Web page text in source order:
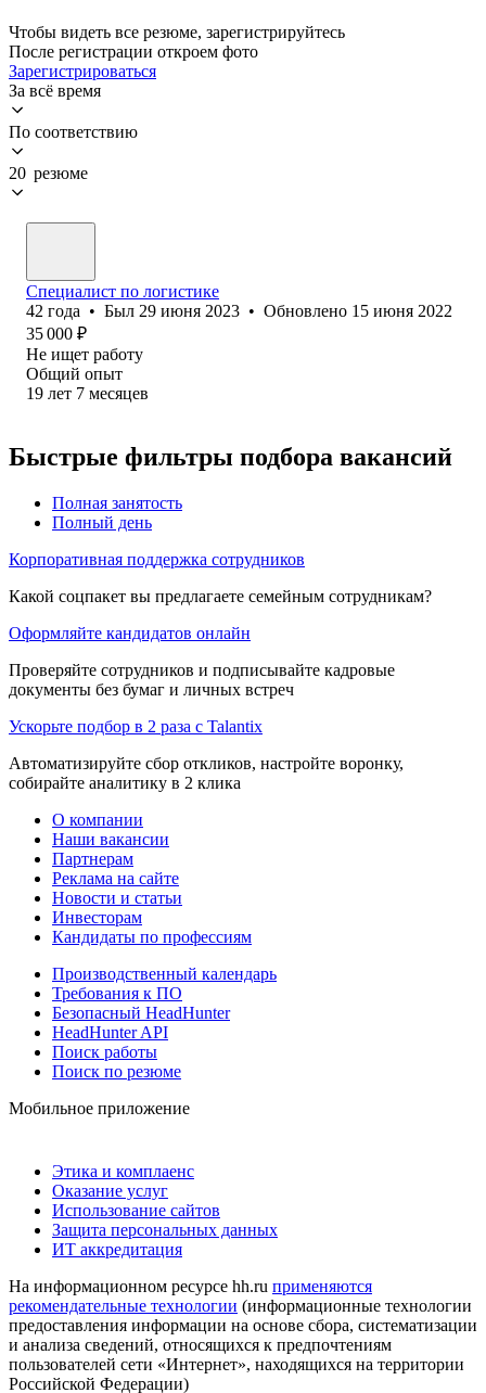
Чтобы видеть все резюме, зарегистрируйтесь
После регистрации откроем фото
Зарегистрироваться
За всё время
По соответствию
20 резюме
Специалист по логистике
42 года • Был 29 июня 2023 • Обновлено 15 июня 2022
35 000 ₽
Не ищет работу
Общий опыт
19 лет 7 месяцев
Быстрые фильтры подбора вакансий
Полная занятость
Полный день
Корпоративная поддержка сотрудников
Какой соцпакет вы предлагаете семейным сотрудникам?
Оформляйте кандидатов онлайн
Проверяйте сотрудников и подписывайте кадровые
документы без бумаг и личных встреч
Ускорьте подбор в 2 раза с Talantix
Автоматизируйте сбор откликов, настройте воронку,
собирайте аналитику в 2 клика
О компании
Наши вакансии
Партнерам
Реклама на сайте
Новости и статьи
Инвесторам
Кандидаты по профессиям
Производственный календарь
Требования к ПО
Безопасный HeadHunter
HeadHunter API
Поиск работы
Поиск по резюме
Мобильное приложение
Этика и комплаенс
Оказание услуг
Использование сайтов
Защита персональных данных
ИТ аккредитация
На информационном ресурсе hh.ru применяются
рекомендательные технологии (информационные технологии
предоставления информации на основе сбора, систематизации
и анализа сведений, относящихся к предпочтениям
пользователей сети «Интернет», находящихся на территории
Российской Федерации)